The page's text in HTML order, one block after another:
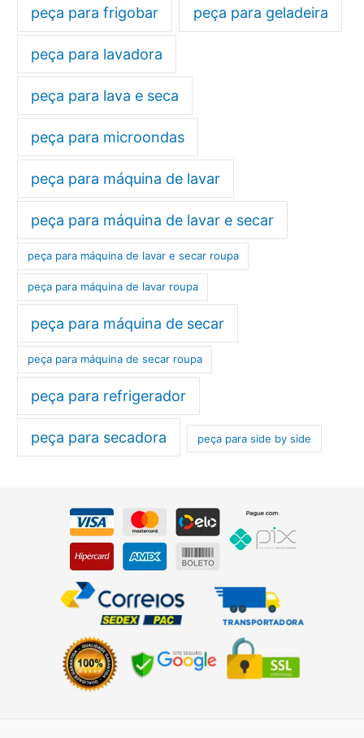
peça para frigobar peça para geladeira
peça para lavadora
peça para lava e seca
peça para microondas
peça para máquina de lavar
peça para máquina de lavar e secar
peça para máquina de lavar e secar roupa
peça para máquina de lavar roupa
peça para máquina de secar
peça para máquina de secar roupa
peça para refrigerador
peça para secadora peça para side by side